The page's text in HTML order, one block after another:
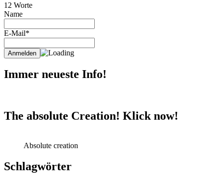
12 Worte
Name
E-Mail*
Immer neueste Info!
The absolute Creation! Klick now!
Absolute creation
Schlagwörter